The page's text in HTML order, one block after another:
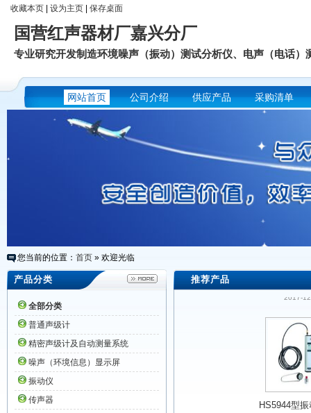
收藏本页 设为主页 保存桌面
国营红声器材厂嘉兴分厂
专业研究开发制造环境噪声（振动）测试分析仪、电声（电话）
网站首页 公司介绍 供应产品 采购清单
您当前的位置： 首页 » 欢迎光临
产品分类
全部分类
普通声级计
精密声级计及自动测量系统
噪声（环境信息）显示屏
振动仪
传声器
推荐产品
HS5944型
2017-